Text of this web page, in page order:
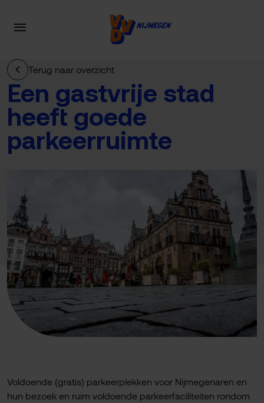
Terug naar overzicht
Een gastvrije stad
heeft goede
parkeerruimte
Voldoende (gratis) parkeerplekken voor Nijmegenaren en
hun bezoek en ruim voldoende parkeerfaciliteiten rondom